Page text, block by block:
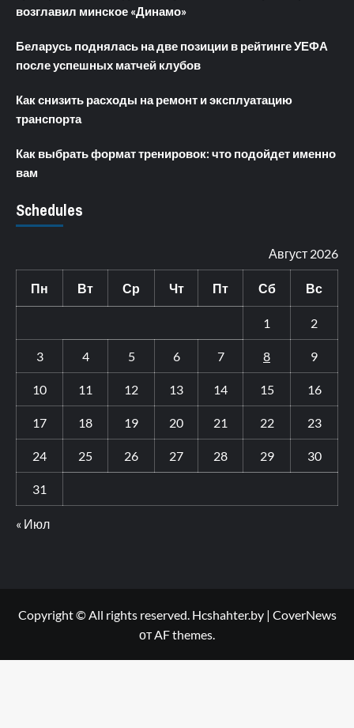
возглавил минское «Динамо»
Беларусь поднялась на две позиции в рейтинге УЕФА
после успешных матчей клубов
Как снизить расходы на ремонт и эксплуатацию
транспорта
Как выбрать формат тренировок: что подойдет именно
вам
Schedules
Август 2026
Пн Вт Ср Чт Пт Сб Вс
1 2
3 4 5 6 7 8 9
10 11 12 13 14 15 16
17 18 19 20 21 22 23
24 25 26 27 28 29 30
31
« Июл
Copyright © All rights reserved. Hcshahter.by | CoverNews
от AF themes.